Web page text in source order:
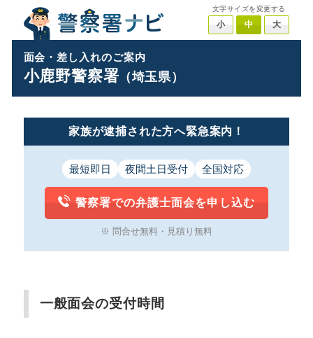
文字サイズを変更する
小 中 大
面会・差し入れのご案内
小鹿野警察署（埼玉県）
家族が逮捕された方へ緊急案内！
最短即日 夜間土日受付 全国対応
警察署での弁護士面会を申し込む
※ 問合せ無料・見積り無料
一般面会の受付時間